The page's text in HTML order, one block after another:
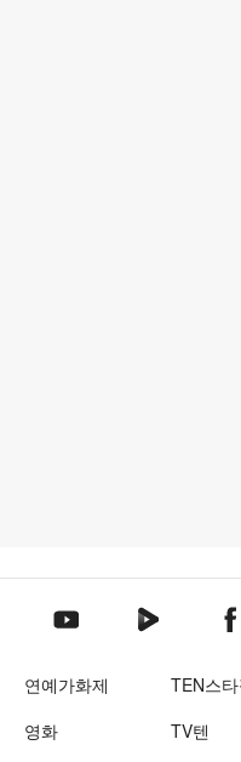
텐아시아 유튜브텐아시아 네이
연예가화제 TEN스
영화
TV텐